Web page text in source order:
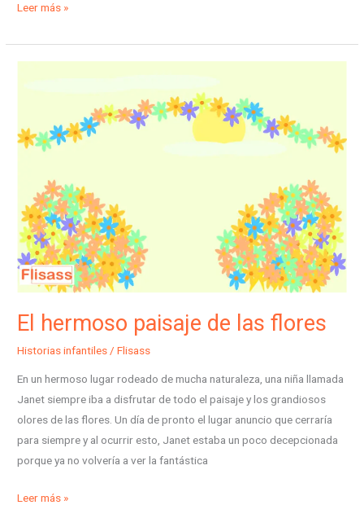
Leer más »
El hermoso paisaje de las flores
Historias infantiles /Flisass
En un hermoso lugar rodeado de mucha naturaleza, una niña llamada
Janet siempre iba a disfrutar de todo el paisaje y los grandiosos
olores de las flores. Un día de pronto el lugar anuncio que cerraría
para siempre y al ocurrir esto, Janet estaba un poco decepcionada
porque ya no volvería a ver la fantástica
hermoso
de
las
Leer más »